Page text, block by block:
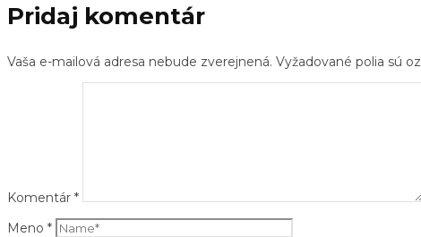
Pridaj komentár
Vaša e-mailová adresa nebude zverejnená. Vyžadované polia sú
Komentár *
Meno *